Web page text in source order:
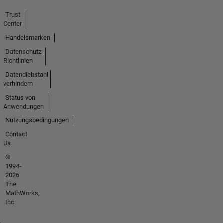
Trust
Center
Handelsmarken
Datenschutz-
Richtlinien
Datendiebstahl
verhindern
Status von
Anwendungen
Nutzungsbedingungen
Contact
Us
©
1994-
2026
The
MathWorks,
Inc.